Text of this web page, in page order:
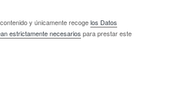
y únicamente recogelos Datos
estrictamente necesarios para prestar este